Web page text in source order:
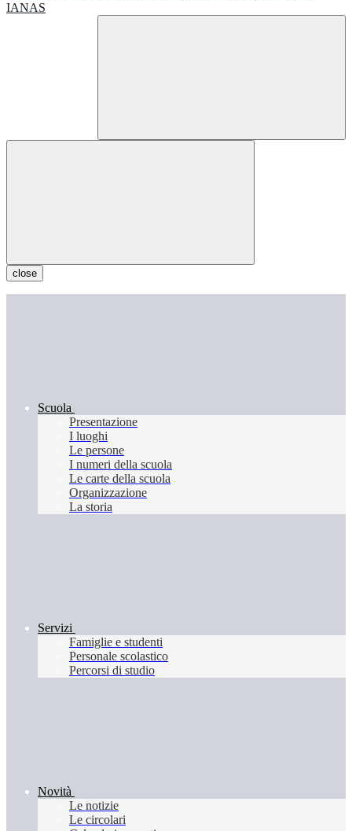
close
Scuola
Presentazione
I luoghi
Le persone
I numeri della scuola
Le carte della scuola
Organizzazione
La storia
Servizi
Famiglie e studenti
Personale scolastico
Percorsi di studio
Novità
Le notizie
Le circolari